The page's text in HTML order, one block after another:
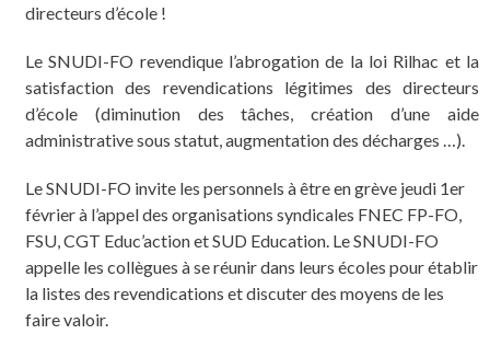
directeurs d’école !
Le SNUDI-FO revendique l’abrogation de la loi Rilhac et la
satisfaction des revendications légitimes des directeurs
d’école (diminution des tâches, création d’une aide
administrative sous statut, augmentation des décharges …).
Le SNUDI-FO invite les personnels à être en grève jeudi 1er
février à l’appel des organisations syndicales FNEC FP-FO,
FSU, CGT Educ’action et SUD Education. Le SNUDI-FO
appelle les collègues à se réunir dans leurs écoles pour établir
la listes des revendications et discuter des moyens de les
faire valoir.